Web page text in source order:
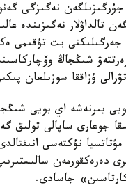
جۇرگىزىلگەن نەگىزگى
تالداۋلار
جەرگىلىكتى يت
زەرتتەۋ شىڭجاڭ
ۇزاققا سوزىلعان
بىرنەشە اي بويى
مۋتاتسيا نۇكتەسى
ءىرى دەرەكقورمەن
جاسادى.